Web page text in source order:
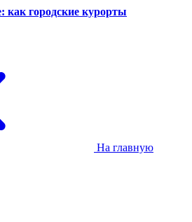
как городские курорты
На главную